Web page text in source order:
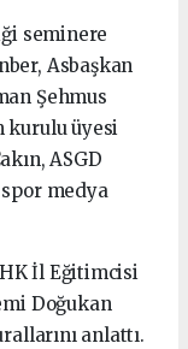
seminere
Asbaşkan
Şehmus
kurulu üyesi
ASGD
spor medya
İl Eğitimcisi
Doğukan
anlattı.